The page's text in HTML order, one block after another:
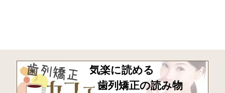
気楽に読める
歯列矯正の読み物